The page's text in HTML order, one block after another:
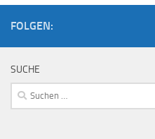
FOLGEN:
SUCHE
Suchen
nach: